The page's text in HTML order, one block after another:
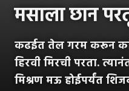
मसाला छान
कढईत तेल गरम करून
हिरवी मिरची परता.
मिश्रण मऊ होईपर्यंत